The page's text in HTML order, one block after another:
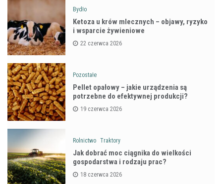
Bydło
Ketoza u krów mlecznych – objawy, ryzyko
i wsparcie żywieniowe
22 czerwca 2026
Pozostałe
Pellet opałowy – jakie urządzenia są
potrzebne do efektywnej produkcji?
19 czerwca 2026
Rolnictwo Traktory
Jak dobrać moc ciągnika do wielkości
gospodarstwa i rodzaju prac?
18 czerwca 2026